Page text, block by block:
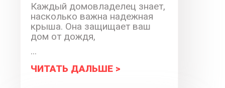
Каждый домовладелец знает,
насколько важна надежная
крыша. Она защищает ваш
дом от дождя,
...
ЧИТАТЬ ДАЛЬШЕ >